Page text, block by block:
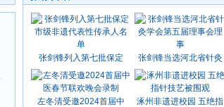
张剑锋列入第七批保定 张剑锋当选河北省针灸
左冬清受邀2024首届中 涿州非遗进校园 五绝指